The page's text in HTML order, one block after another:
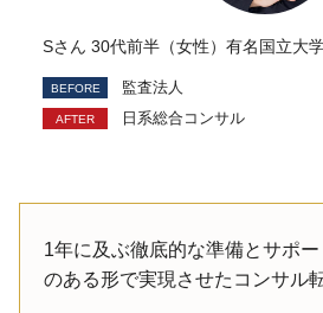
Sさん 30代前半（女性）有名国立大
監査法人
日系総合コンサル
1年に及ぶ徹底的な準備とサポ
のある形で実現させたコンサル